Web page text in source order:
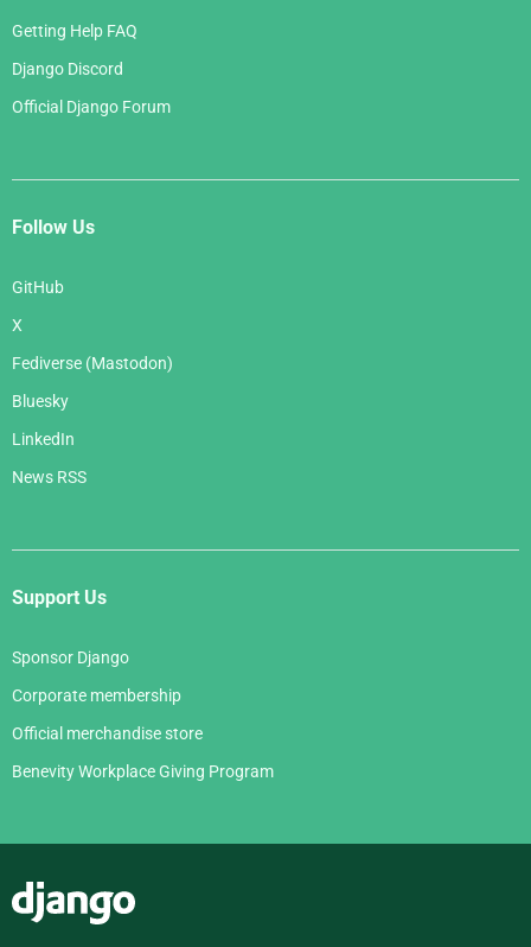
Getting Help FAQ
Django Discord
Official Django Forum
Follow Us
GitHub
X
Fediverse (Mastodon)
Bluesky
LinkedIn
News RSS
Support Us
Sponsor Django
Corporate membership
Official merchandise store
Benevity Workplace Giving Program